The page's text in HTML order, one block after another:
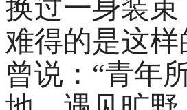
换过一身装
难得的是这
曾说： “青年